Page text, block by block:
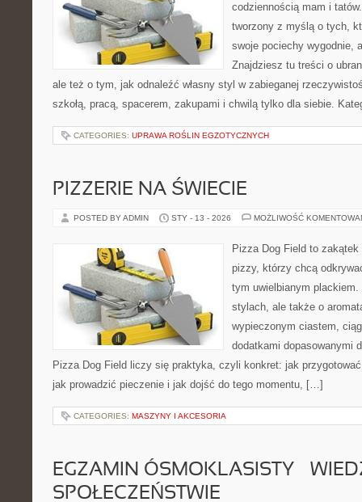
codziennością mam i
tworzony z myślą o tych,
swoje pociechy wygodnie,
Znajdziesz tu treści o
ale też o tym, jak odnaleźć własny styl w zabieganej
szkołą, pracą, spacerem, zakupami i chwilą tylko dla siebie.
CATEGORIES: UPRAWA ROŚLIN EGZOTYCZNYCH
PIZZERIE NA ŚWIECIE
POSTED BY ADMIN STY - 13 - 2026 MOŻLIWOŚĆ
Pizza Dog Field to zakątek
pizzy, którzy chcą
tym uwielbianym
stylach, ale także o
wypieczonym ciastem,
dodatkami dopasowanymi
Pizza Dog Field liczy się praktyka, czyli konkret: jak
jak prowadzić pieczenie i jak dojść do tego momentu, […]
CATEGORIES: MASZYNY I AKCESORIA
EGZAMIN ÓSMOKLASISTY –
SPOŁECZEŃSTWIE